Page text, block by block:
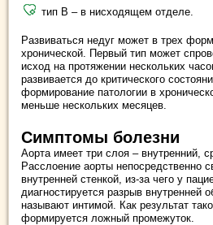
тип В – в нисходящем отделе.
Развиваться недуг может в трех
хронической. Первый тип может
исход на протяжении нескольких
развивается до критического
формирование патологии в
меньше нескольких месяцев.
Симптомы болезни
Аорта имеет три слоя – внутренний,
Расслоение аорты непосредственно
внутренней стенкой, из-за чего у
диагностируется разрыв внутренней
называют интимой. Как результат
формируется ложный промежуток.